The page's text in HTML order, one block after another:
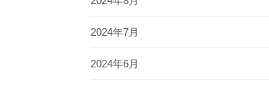
2024年7月
2024年6月